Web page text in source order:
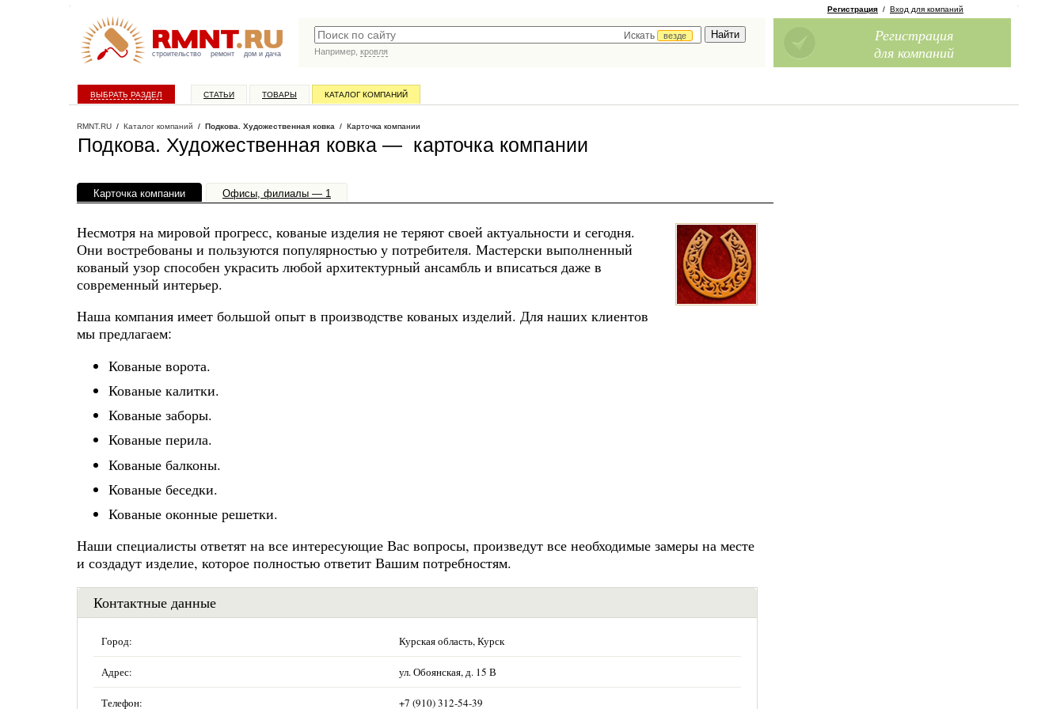
строительство ремонт дом и дача
Искать
везде
Например, кровля
Регистрация / Вход для компаний
Регистрация
для компаний
ВЫБРАТЬ РАЗДЕЛ СТАТЬИ ТОВАРЫ КАТАЛОГ КОМПАНИЙ
RMNT.RU / Каталог компаний / Подкова. Художественная ковка / Карточка компании
Подкова. Художественная ковка — карточка компании
Карточка компании Офисы, филиалы — 1
Несмотря на мировой прогресс, кованые изделия не теряют своей актуальности и сегодня.
Они востребованы и пользуются популярностью у потребителя. Мастерски выполненный
кованый узор способен украсить любой архитектурный ансамбль и вписаться даже в
современный интерьер.
Наша компания имеет большой опыт в производстве кованых изделий. Для наших клиентов
мы предлагаем:
Кованые ворота.
Кованые калитки.
Кованые заборы.
Кованые перила.
Кованые балконы.
Кованые беседки.
Кованые оконные решетки.
Наши специалисты ответят на все интересующие Вас вопросы, произведут все необходимые замеры на месте
и создадут изделие, которое полностью ответит Вашим потребностям.
Контактные данные
Город: Курская область, Курск
Адрес: ул. Обоянская, д. 15 В
Телефон: +7 (910) 312-54-39